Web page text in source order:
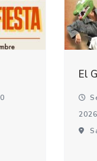
El
2026